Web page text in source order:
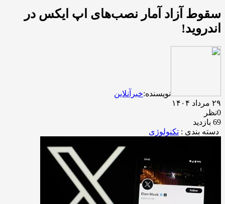
سقوط آزاد آمار نصب‌های اپ ایکس در
اندروید!
نویسنده:خبرآنلاین
۲۹ مرداد ۱۴۰۴
0نظر
69 بازدید
دسته بندی : تکنولوژی